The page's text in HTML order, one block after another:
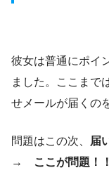
彼女は普通にポイ
ました。ここまで
せメールが届くの
問題はこの次、 届
→ ここが問題！